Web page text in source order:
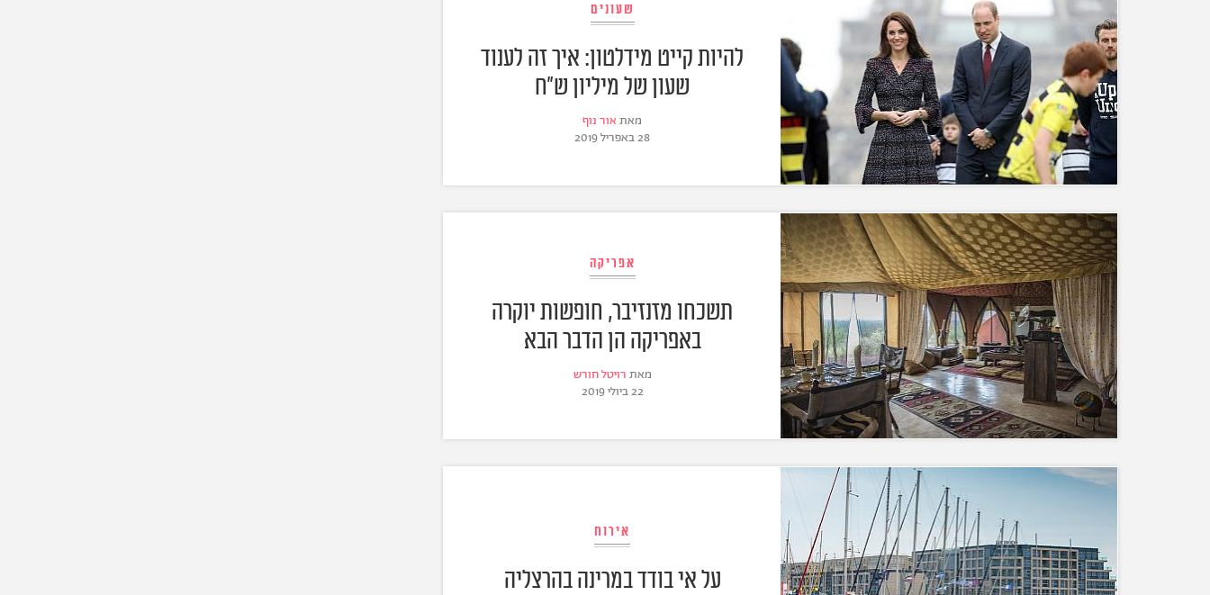
שעונים
להיות קייט מידלטון: איך זה לענוד
שעון של מיליון ש"ח
מאת אור נוף
28 באפריל 2019
אפריקה
תשכחו מזנזיבר, חופשות יוקרה
באפריקה הן הדבר הבא
מאת רויטל חורש
22 ביולי 2019
אירוח
על אי בודד במרינה בהרצליה